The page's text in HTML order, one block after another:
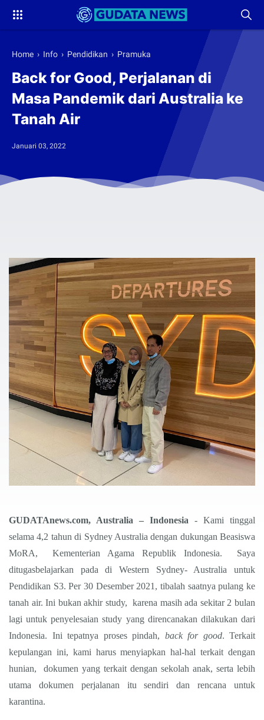
Home › Info › Pendidikan › Pramuka
Back for Good, Perjalanan di
Masa Pandemik dari Australia ke
Tanah Air
Januari 03, 2022
GUDATAnews.com, Australia – Indonesia - Kami tinggal
selama 4,2 tahun di Sydney Australia dengan dukungan Beasiswa
MoRA,
Kementerian Agama Republik Indonesia.
Saya
ditugasbelajarkan pada di Western Sydney- Australia untuk
Pendidikan S3. Per 30 Desember 2021, tibalah saatnya pulang ke
tanah air. Ini bukan akhir study, karena masih ada sekitar 2 bulan
lagi untuk penyelesaian study yang direncanakan dilakukan dari
Indonesia. Ini tepatnya proses pindah, back for good. Terkait
kepulangan ini, kami harus menyiapkan hal-hal terkait dengan
hunian,
dokumen yang terkait dengan sekolah anak, serta lebih
utama dokumen perjalanan itu sendiri dan rencana untuk
karantina.